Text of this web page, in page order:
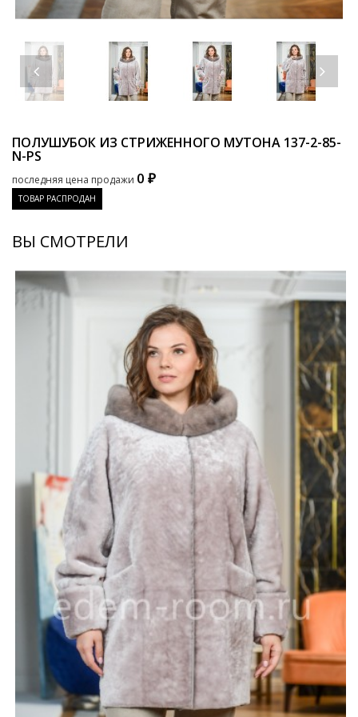
ПОЛУШУБОК ИЗ СТРИЖЕННОГО МУТОНА 137-2-85-
N-PS
последняя цена продажи 0 ₽
ТОВАР РАСПРОДАН
ВЫ СМОТРЕЛИ